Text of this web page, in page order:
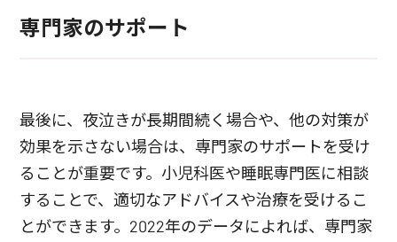
専門家のサポート
最後に、夜泣きが長期間続く場合や、他の対策が
効果を示さない場合は、専門家のサポートを受け
ることが重要です。小児科医や睡眠専門医に相談
することで、適切なアドバイスや治療を受けるこ
とができます。2022年のデータによれば、専門家